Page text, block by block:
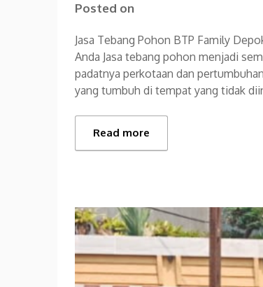
Posted on
Jasa Tebang Pohon BTP Family
Anda Jasa tebang pohon menjadi
padatnya perkotaan dan
yang tumbuh di tempat yang tidak
Read more